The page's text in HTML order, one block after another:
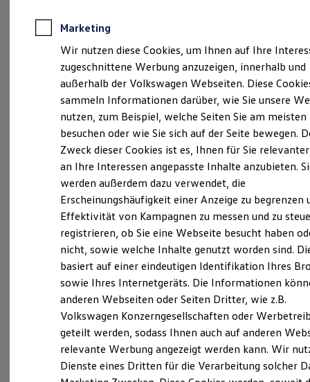
Anpfiff zum Gewinn
Elektroautos
ID. Tutorials
Elektrofahrzeugkonzepte
Reichweite
Reichweite der ID. Modelle
Reichweite im Winter
Laden
Laden unterwegs
Laden Zuhause
Ladezeitensimulator
Batterie
Sicherheit
Garantie und Lebensdauer
Nachhaltigkeit
Technologie
Kosten und Kauf
Verbrauchskosten
Kaufoptionen
E-Auto-Förderung
Software und Konnektivität
Die ID. Software 6
ID. Software Versionen und Updates
Digitale Extras
Schnittstellen zu Ihrem ID.
Impressum & Rechtliches)
Probefahrt vereinbaren
Fahrzeugangebot anfordern
Servicetermin buchen
Serviceanfrage stellen
Marketing
Wir nutzen diese Cookies, um Ihnen auf Ihre
zugeschnittene Werbung anzuzeigen, innerhalb und
außerhalb der Volkswagen Webseiten. Diese
sammeln Informationen darüber, wie Sie unsere
nutzen, zum Beispiel, welche Seiten Sie am meisten
besuchen oder wie Sie sich auf der Seite bewegen.
Zweck dieser Cookies ist es, Ihnen für Sie
an Ihre Interessen angepasste Inhalte anzubieten.
werden außerdem dazu verwendet, die
Erscheinungshäufigkeit einer Anzeige zu begrenzen
Effektivität von Kampagnen zu messen und zu
registrieren, ob Sie eine Webseite besucht haben
nicht, sowie welche Inhalte genutzt worden sind.
basiert auf einer eindeutigen Identifikation Ihres
sowie Ihres Internetgeräts. Die Informationen
anderen Webseiten oder Seiten Dritter, wie z.B.
Volkswagen Konzerngesellschaften oder
geteilt werden, sodass Ihnen auch auf anderen
relevante Werbung angezeigt werden kann. Wir
Dienste eines Dritten für die Verarbeitung solcher